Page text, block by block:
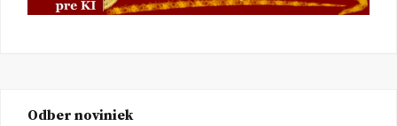
Odber noviniek